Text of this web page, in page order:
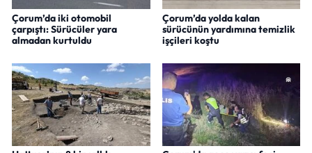
Çorum’da iki otomobil
çarpıştı: Sürücüler yara
almadan kurtuldu
Çorum’da yolda kalan
sürücünün yardımına temizlik
işçileri koştu